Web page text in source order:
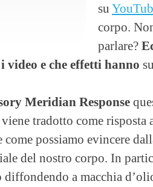
su
corpo.
parlare?
video e che effetti hanno
Meridian Response
tradotto come risposta
come possiamo evincere
del nostro corpo. In
diffondendo a macchia